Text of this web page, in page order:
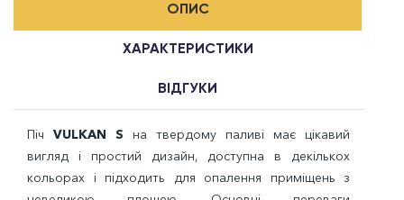
ОПИС
ХАРАКТЕРИСТИКИ
ВІДГУКИ
Піч VULKAN S на твердому паливі має цікавий
вигляд і простий дизайн, доступна в декількох
кольорах і підходить для опалення приміщень з